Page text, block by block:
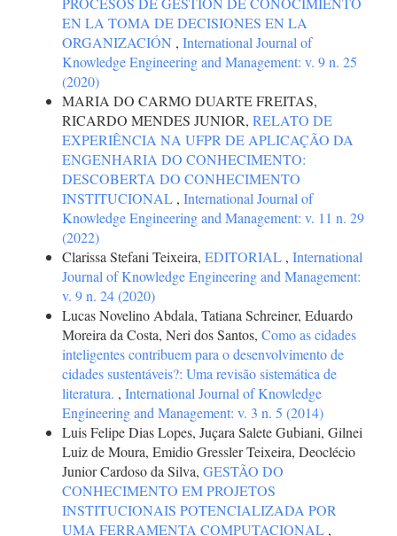
EN LA TOMA DE DECISIONES EN LA
ORGANIZACIÓN , International Journal of
Knowledge Engineering and Management: v. 9 n. 25
(2020)
MARIA DO CARMO DUARTE FREITAS,
RICARDO MENDES JUNIOR, RELATO DE
EXPERIÊNCIA NA UFPR DE APLICAÇÃO DA
ENGENHARIA DO CONHECIMENTO:
DESCOBERTA DO CONHECIMENTO
INSTITUCIONAL , International Journal of
Knowledge Engineering and Management: v. 11 n. 29
(2022)
Clarissa Stefani Teixeira, EDITORIAL , International
Journal of Knowledge Engineering and Management:
v. 9 n. 24 (2020)
Lucas Novelino Abdala, Tatiana Schreiner, Eduardo
Moreira da Costa, Neri dos Santos, Como as cidades
inteligentes contribuem para o desenvolvimento de
cidades sustentáveis?: Uma revisão sistemática de
literatura. , International Journal of Knowledge
Engineering and Management: v. 3 n. 5 (2014)
Luis Felipe Dias Lopes, Juçara Salete Gubiani, Gilnei
Luiz de Moura, Emidio Gressler Teixeira, Deoclécio
Junior Cardoso da Silva, GESTÃO DO
CONHECIMENTO EM PROJETOS
INSTITUCIONAIS POTENCIALIZADA POR
UMA FERRAMENTA COMPUTACIONAL ,